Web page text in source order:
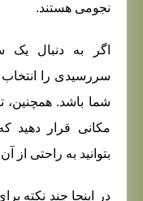
نجومی هستند.
اگر به دنبال یک
سررسیدی را انتخاب
شما باشد. همچنین،
مکانی قرار دهید
بتوانید به راحتی از
در اینجا چند نکته